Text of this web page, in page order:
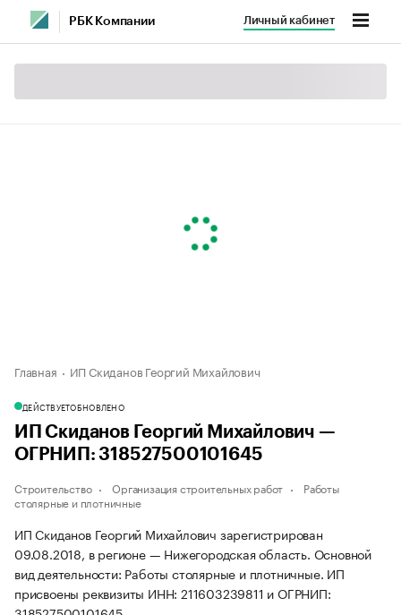
РБК Компании Личный кабинет
Главная ИП Скиданов Георгий Михайлович
ДЕЙСТВУЕТОБНОВЛЕНО
ИП Скиданов Георгий Михайлович —
ОГРНИП: 318527500101645
Строительство Организация строительных работ
Работы
столярные и плотничные
ИП Скиданов Георгий Михайлович зарегистрирован
09.08.2018, в регионе — Нижегородская область. Основной
вид деятельности: Работы столярные и плотничные. ИП
присвоены реквизиты ИНН: 211603239811 и ОГРНИП: